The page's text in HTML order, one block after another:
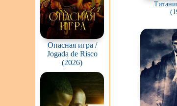
Опасная игра /
Jogada de Risco
(2026)